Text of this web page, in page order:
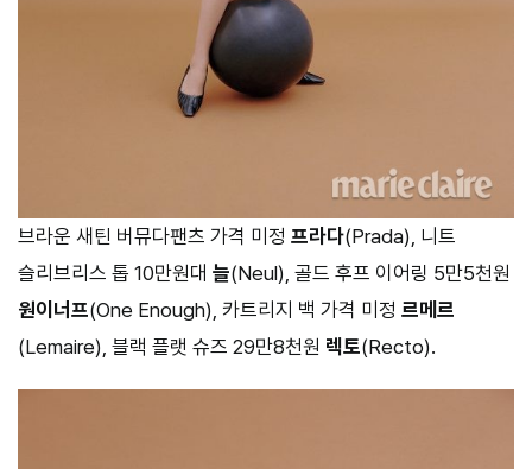
브라운 새틴 버뮤다팬츠 가격 미정 프라다(Prada), 니트
슬리브리스 톱 10만원대 늘(Neul), 골드 후프 이어링 5만5천원
원이너프(One Enough), 카트리지 백 가격 미정 르메르
(Lemaire), 블랙 플랫 슈즈 29만8천원 렉토(Recto).